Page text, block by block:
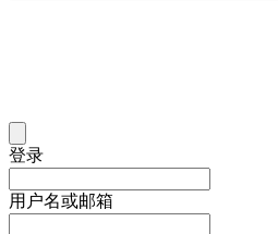
登录
用户名或邮箱